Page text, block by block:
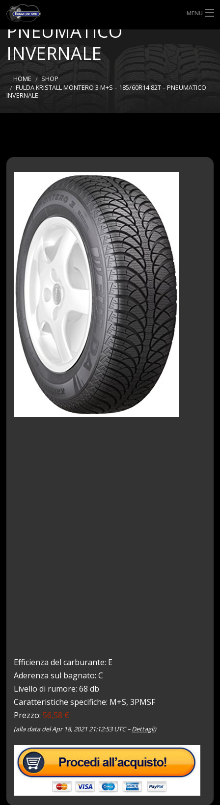
MENU
HOME
TIPI DI GOMME
MISURE GOMME
185/60R14 82T –
PNEUMATICO
INVERNALE
HOME
SHOP
FULDA KRISTALL MONTERO 3 M+S – 185/60R14 82T – PNEUMATICO
INVERNALE
Efficienza del carburante: E
Aderenza sul bagnato: C
Livello di rumore: 68 db
Caratteristiche specifiche: M+S, 3PMSF
Prezzo:56,58 €
(alla data del Apr 18, 2021 21:12:53 UTC –Dettagli)